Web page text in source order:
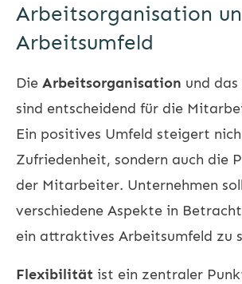
Arbeitsorganisation
Arbeitsumfeld
Die Arbeitsorganisation und das
sind entscheidend für die
Ein positives Umfeld steigert
Zufriedenheit, sondern auch die
der Mitarbeiter. Unternehmen
verschiedene Aspekte in
ein attraktives Arbeitsumfeld zu
Flexibilität ist ein zentraler